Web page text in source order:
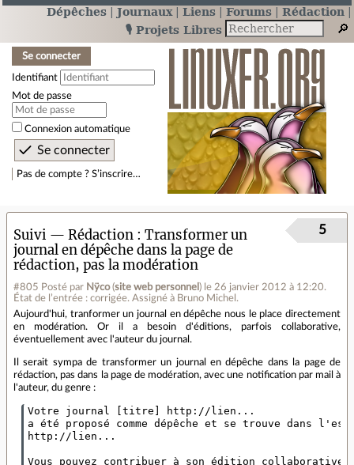
Dépêches Journaux Liens Forums
Rédaction
🎙️ Projets Libres
Se connecter
Identifiant
Mot de passe
Connexion automatique
Pas de compte ? S’inscrire…
Suivi — Rédaction
Transformer un
journal en dépêche dans la page de
rédaction, pas la modération
#805 Posté par Nÿco(site web personnel ) le 26 janvier 2012 à 12:20.
État de l’entrée : corrigée. Assigné à Bruno Michel.
5
Aujourd'hui, tranformer un journal en dépêche nous le place directement
en modération. Or il a besoin d'éditions, parfois collaborative,
éventuellement avec l'auteur du journal.
Il serait sympa de transformer un journal en dépêche dans la page de
rédaction, pas dans la page de modération, avec une notification par mail à
l'auteur, du genre :
Votre journal [titre] http://lien...
a été proposé comme dépêche et se trouve dans
http://lien...